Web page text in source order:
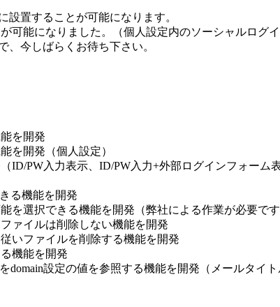
設置することが可能になります。
可能になりました。（個人設定内のソーシャルログイ
、今しばらくお待ち下さい。
を開発
を開発（個人設定）
PW入力表示、ID/PW入力+外部ログインフォーム
る機能を開発
を選択できる機能を開発（弊社による作業が必要です
ァイルは削除しない機能を開発
いファイルを削除する機能を開発
機能を開発
設定の値を参照する機能を開発（メールタイ